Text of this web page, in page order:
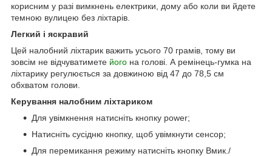
корисним у разі вимкнень електрики, дому або коли ви йдете
темною вулицею без ліхтарів.
Легкий і яскравий
Цей налобний ліхтарик важить усього 70 грамів, тому ви
зовсім не відчуватимете його на голові. А ремінець-гумка на
ліхтарику регулюється за довжиною від 47 до 78,5 см
обхватом голови.
Керування налобним ліхтариком
Для увімкнення натисніть кнопку power;
Натисніть сусідню кнопку, щоб увімкнути сенсор;
Для перемикання режиму натисніть кнопку Вмик./